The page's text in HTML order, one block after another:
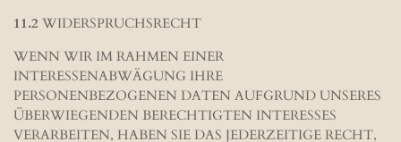
11.2 WIDERSPRUCHSRECHT
WENN WIR IM RAHMEN EINER
INTERESSENABWÄGUNG IHRE
PERSONENBEZOGENEN DATEN AUFGRUND UNSERES
ÜBERWIEGENDEN BERECHTIGTEN INTERESSES
VERARBEITEN, HABEN SIE DAS JEDERZEITIGE RECHT,